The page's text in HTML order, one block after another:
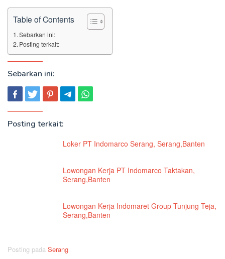
Table of Contents
Sebarkan ini:
Posting terkait:
Sebarkan ini:
Posting terkait:
Loker PT Indomarco Serang, Serang,Banten
Lowongan Kerja PT Indomarco Taktakan,
Serang,Banten
Lowongan Kerja Indomaret Group Tunjung Teja,
Serang,Banten
Posting pada Serang